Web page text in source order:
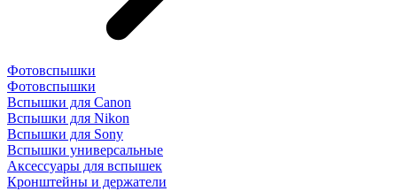
Фотовспышки
Фотовспышки
Вспышки для Canon
Вспышки для Nikon
Вспышки для Sony
Вспышки универсальные
Аксесcуары для вспышек
Кронштейны и держатели